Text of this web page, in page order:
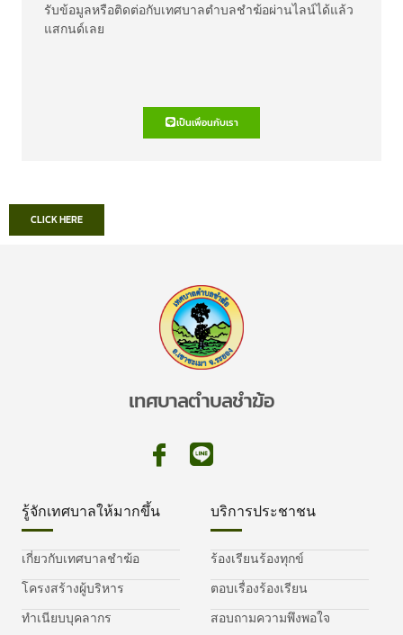
รับข้อมูลหรือติดต่อกับเทศบาลตำบลชำฆ้อผ่านไลน์ได้แล้ว
แสกนด์เลย
เป็นเพื่อนกับเรา
CLICK HERE
เทศบาลตำบลชำฆ้อ
รู้จักเทศบาลให้มากขึ้น
เกี่ยวกับเทศบาลชำฆ้อ
โครงสร้างผู้บริหาร
ทำเนียบบุคลากร
บริการประชาชน
ร้องเรียนร้องทุกข์
ตอบเรื่องร้องเรียน
สอบถามความพึงพอใจ